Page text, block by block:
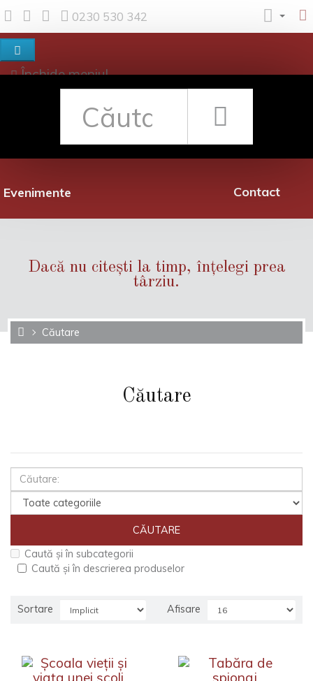
0230 530 342
Închide meniul
Evenimente
Rețea librării
Contact
Dacă nu citești la timp, înțelegi prea
târziu.
Căutare
Căutare
Caută și în subcategorii
Caută și în descrierea produselor
Sortare Afisare